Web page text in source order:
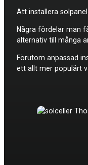
Att installera
Några fördelar man
alternativ till många
Förutom anpassad
ett allt mer populärt